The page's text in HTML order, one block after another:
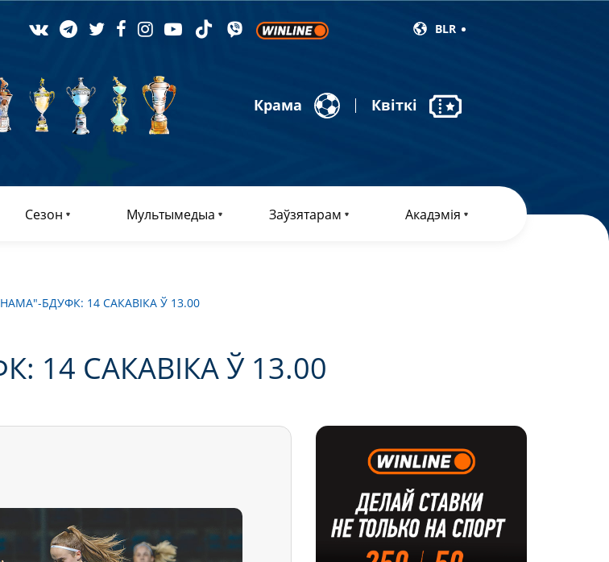
BLR
Крама Квіткі
Сезон Мультымедыа Заўзятарам Акадэмія
БДУФК: 14 САКАВІКА Ў 13.00
САКАВІКА Ў 13.00